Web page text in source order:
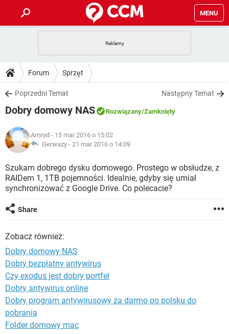
MENU
GRY
SPOTIFY
INSTAGRAM FACEBOOK
WINDOWS 10
PORADY
PlayStation
INSTAGRAM
WINDOWS 10
DO POBRANIA
ANDROID TIKTOK
GRY
IOS NETFLIX
INSTAGRAM FACEBOOK
WINDOWS 10
FORUM
COVID-19
GRY
SPOTIFY NETFLIX
INSTAGRAM FACEBOOK
WINDOWS 10
ARTYKUŁY
COVID-19 TIKTOK
GRY WHATSAPP
INSTAGRAM
WINDOWS 10
Forum Sprzęt
Poprzedni Temat Następny Temat
Dobry domowy NAS Rozwiązany/Zamknięty
Amrod - 15 mar 2016 o 15:02
Gerwazy - 21 mar 2016 o 14:09
Szukam dobrego dysku domowego. Prostego w obsłudze, z
RAIDem 1, 1TB pojemności. Idealnie, gdyby się umiał
synchronizować z Google Drive. Co polecacie?
Share
Zobacz również:
Dobry domowy NAS
Dobry bezpłatny antywirus
Czy exodus jest dobry portfel
Dobry antywirus online
Dobry program antywirusowy za darmo po polsku do
pobrania
Folder domowy mac